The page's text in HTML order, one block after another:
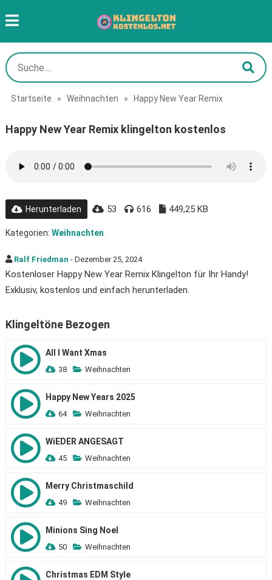
Startseite » Weihnachten » Happy New Year Remix
Happy New Year Remix klingelton kostenlos
Herunterladen 53 616 449,25 KB
Kategorien: Weihnachten
Ralf Friedman - Dezember 25, 2024
Kostenloser Happy New Year Remix Klingelton für Ihr Handy!
Exklusiv, kostenlos und einfach herunterladen.
Klingeltöne Bezogen
All I Want Xmas
38 Weihnachten
Happy New Years 2025
64 Weihnachten
WiEDER ANGESAGT
45 Weihnachten
Merry Christmaschild
49 Weihnachten
Minions Sing Noel
50 Weihnachten
Christmas EDM Style